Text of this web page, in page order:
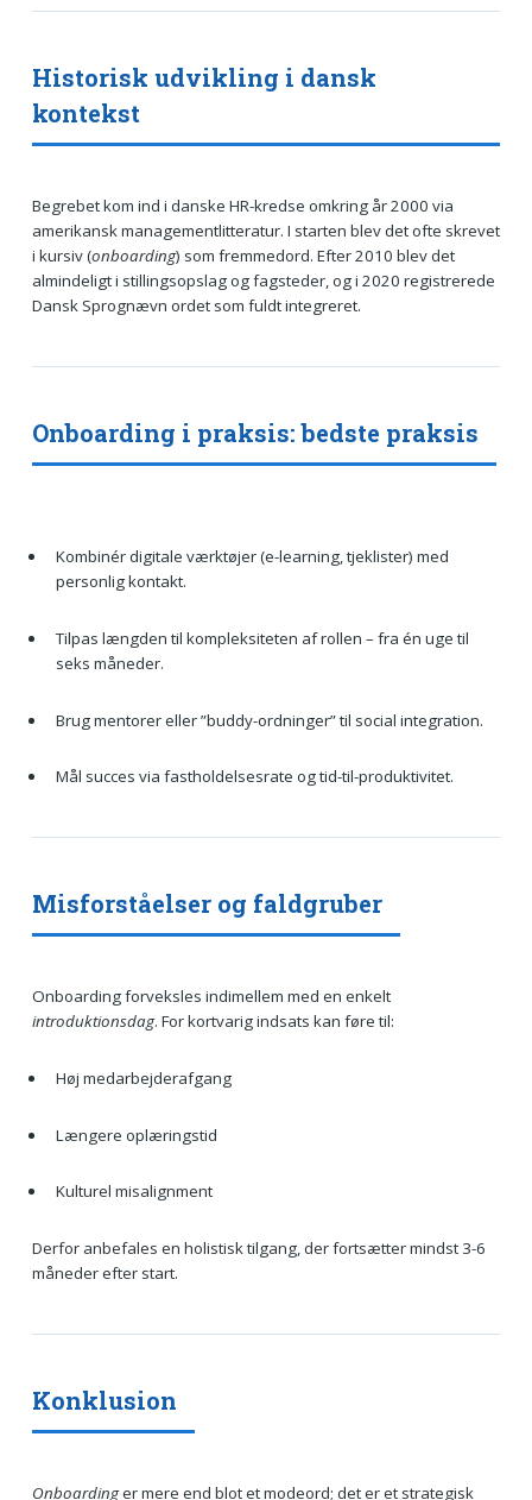
Historisk udvikling i dansk
kontekst
Begrebet kom ind i danske HR-kredse omkring år 2000 via
amerikansk managementlitteratur. I starten blev det ofte skrevet
i kursiv (onboarding) som fremmedord. Efter 2010 blev det
almindeligt i stillingsopslag og fagsteder, og i 2020 registrerede
Dansk Sprognævn ordet som fuldt integreret.
Onboarding i praksis: bedste praksis
Kombinér digitale værktøjer (e-learning, tjeklister) med
personlig kontakt.
Tilpas længden til kompleksiteten af rollen – fra én uge til
seks måneder.
Brug mentorer eller ”buddy-ordninger” til social integration.
Mål succes via fastholdelsesrate og tid-til-produktivitet.
Misforståelser og faldgruber
Onboarding forveksles indimellem med en enkelt
introduktionsdag. For kortvarig indsats kan føre til:
Høj medarbejderafgang
Længere oplæringstid
Kulturel misalignment
Derfor anbefales en holistisk tilgang, der fortsætter mindst 3-6
måneder efter start.
Konklusion
Onboardinger mere end blot et modeord; det er et strategisk